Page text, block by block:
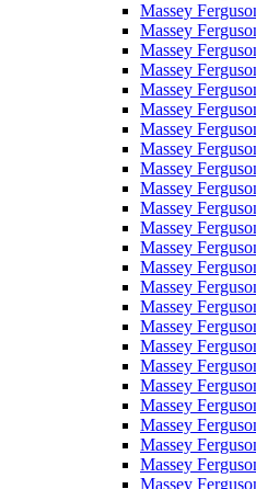
Massey
Massey
Massey
Massey
Massey
Massey
Massey
Massey
Massey
Massey
Massey
Massey
Massey
Massey
Massey
Massey
Massey
Massey
Massey
Massey
Massey
Massey
Massey
Massey
Massey